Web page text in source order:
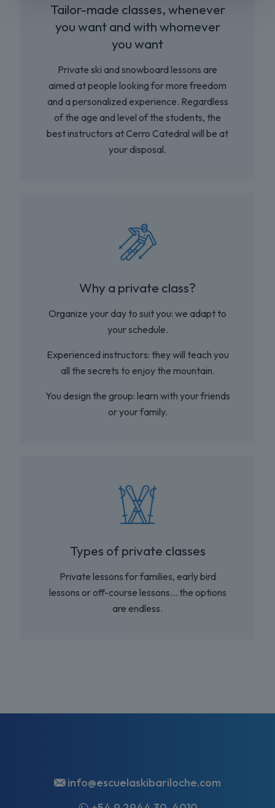
Tailor-made classes, whenever
you want and with whomever
you want
Private ski and snowboard lessons are
aimed at people looking for more freedom
and a personalized experience. Regardless
of the age and level of the students, the
best instructors at Cerro Catedral will be at
your disposal.
Why a private class?
Organize your day to suit you: we adapt to
your schedule.
Experienced instructors: they will teach you
all the secrets to enjoy the mountain.
You design the group: learn with your friends
or your family.
Types of private classes
Private lessons for families, early bird
lessons or off-course lessons... the options
are endless.
info@escuelaskibariloche.com